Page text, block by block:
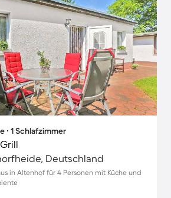
∙ 1 Schlafzimmer
Deutschland
in Altenhof für 4 Personen mit Küche und